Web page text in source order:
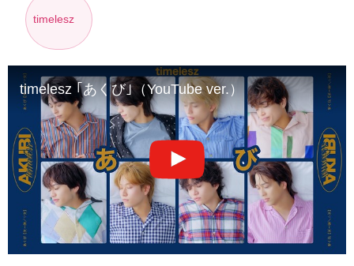
timelesz
timelesz ｢あくび｣（YouTube ver.）